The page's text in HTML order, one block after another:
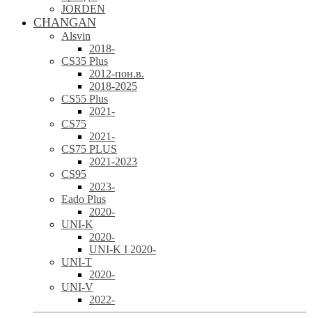
JORDEN
CHANGAN
Alsvin
2018-
CS35 Plus
2012-пон.в.
2018-2025
CS55 Plus
2021-
CS75
2021-
CS75 PLUS
2021-2023
CS95
2023-
Eado Plus
2020-
UNI-K
2020-
UNI-K I 2020-
UNI-T
2020-
UNI-V
2022-